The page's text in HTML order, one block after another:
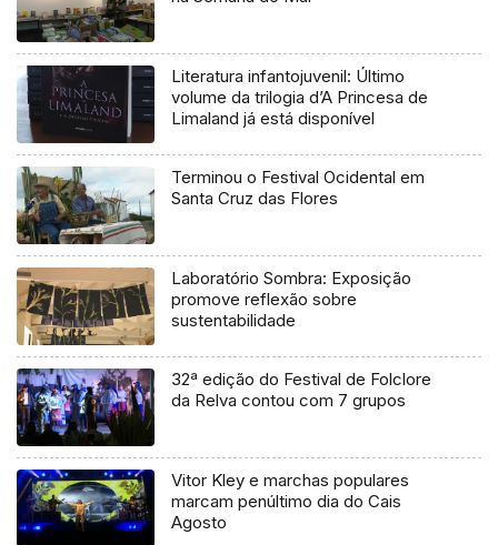
Literatura infantojuvenil: Último
volume da trilogia d’A Princesa de
Limaland já está disponível
Terminou o Festival Ocidental em
Santa Cruz das Flores
Laboratório Sombra: Exposição
promove reflexão sobre
sustentabilidade
32ª edição do Festival de Folclore
da Relva contou com 7 grupos
Vitor Kley e marchas populares
marcam penúltimo dia do Cais
Agosto